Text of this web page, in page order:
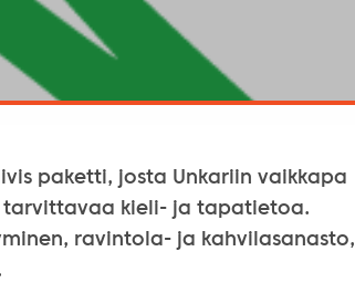
paketti, josta Unkariin vaikkapa
kieli- ja tapatietoa.
ravintola- ja kahvilasanasto,